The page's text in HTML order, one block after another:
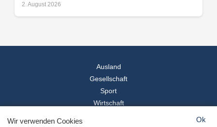
2. August 2026
Ausland
Gesellschaft
Sport
Wirtschaft
Wir verwenden Cookies Ok